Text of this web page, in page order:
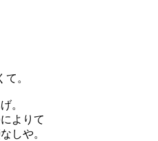
。
。
よりて
しや。